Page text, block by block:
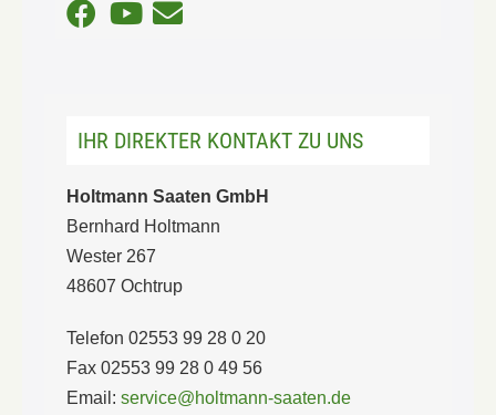
IHR DIREKTER KONTAKT ZU UNS
Holtmann Saaten GmbH
Bernhard Holtmann
Wester 267
48607 Ochtrup
Telefon 02553 99 28 0 20
Fax 02553 99 28 0 49 56
Email: service@holtmann-saaten.de